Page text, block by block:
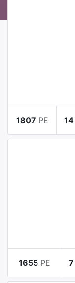
1807 PE 14
1655 PE 7